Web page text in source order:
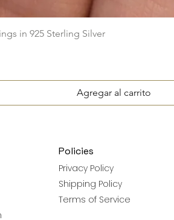
Vista rápida
in 925 Sterling Silver
Agregar al carrito
Policies
Privacy Policy
Shipping Policy
Terms of Service